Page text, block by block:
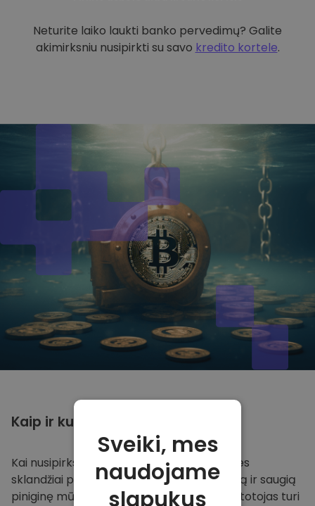
Neturite laiko laukti banko pervedimų? Galite
akimirksniu nusipirkti su savo kredito kortele.
Kaip ir kur
Kai nusipirksite Kriptomat platformoje
, mes
sklandžiai pervesime valiutą į jūsų specialią ir saugią
piniginę mūsų platformoje. Kiekvienas vartotojas turi
Sveiki, mes
naudojame
slapukus